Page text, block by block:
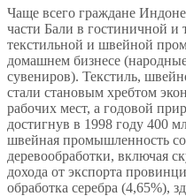
Чаще всего граждане
части Бали в гостиничной и
текстильной и швейной
домашнем бизнесе
сувениров). Текстиль,
стали становым хребтом
рабочих мест, а годовой
достигнув в 1998 году 400
швейная промышленность
деревообработки, включая
дохода от экспорта
обработка серебра (4,65%),